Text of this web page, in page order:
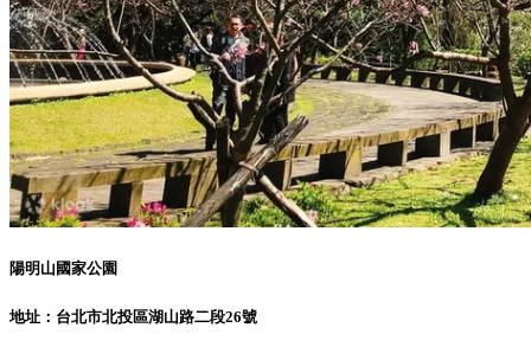
陽明山國家公園
地址：台北市北投區湖山路二段26號